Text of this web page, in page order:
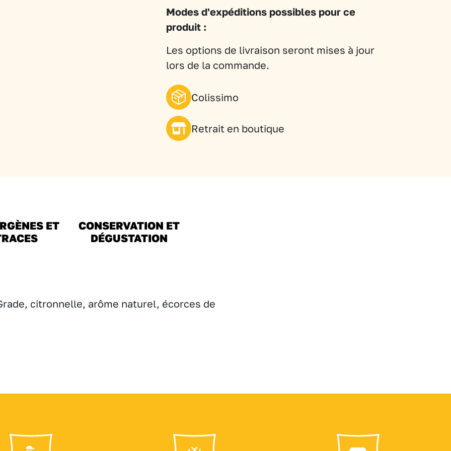
Modes d'expéditions possibles pour ce
produit :
Les options de livraison seront mises à jour
lors de la commande.
Colissimo
Retrait en boutique
ET
CONSERVATION ET
DÉGUSTATION
citronnelle, arôme naturel, écorces de